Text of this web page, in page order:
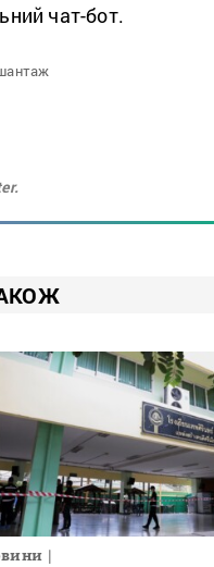
чат-бот.